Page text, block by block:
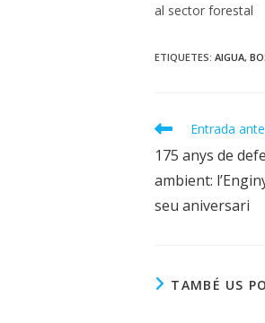
al sector forestal
ETIQUETES: AIGUA,
Llegeix
més
Entrada
175 anys de
ambient:
seu aniversari
TAMBÉ US